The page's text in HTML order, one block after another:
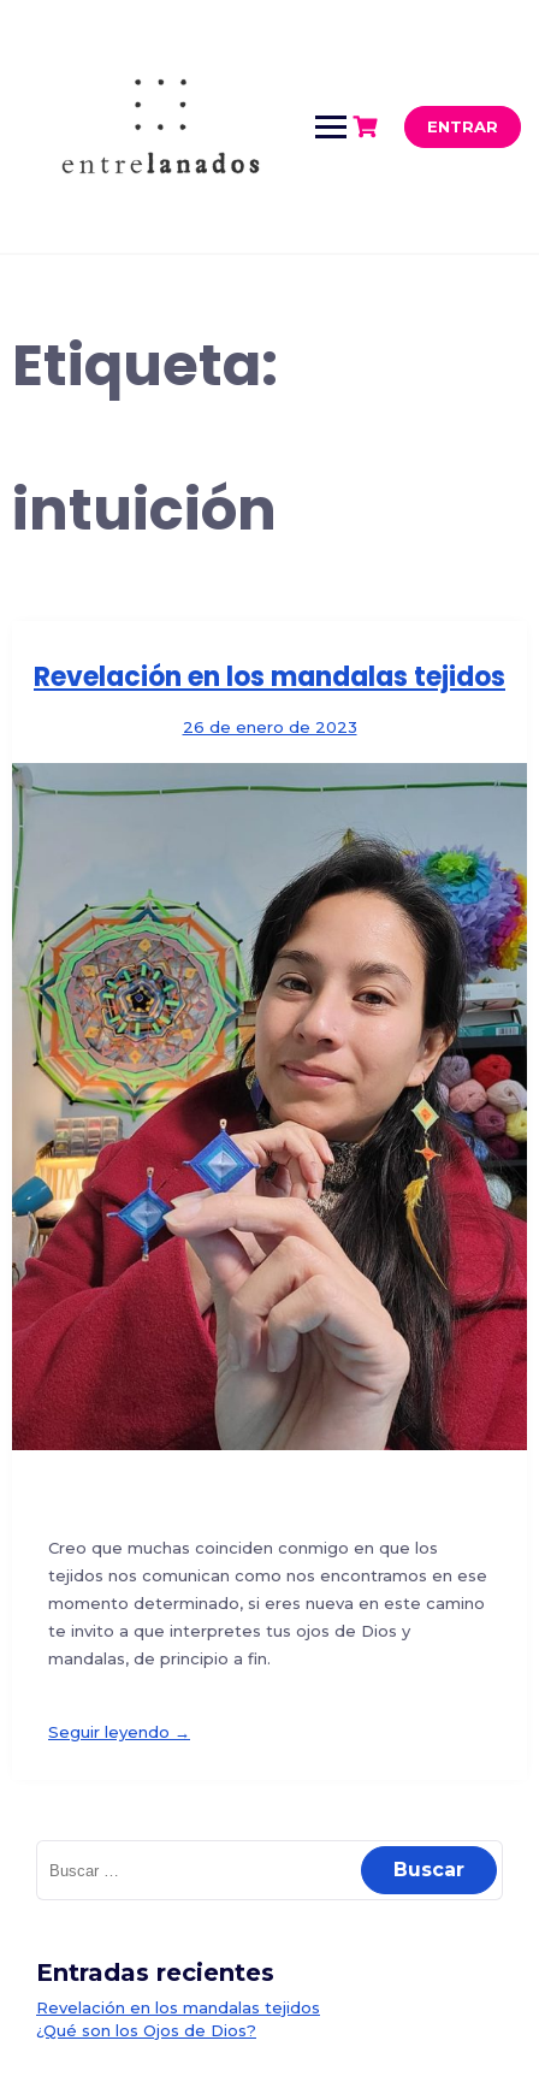
ENTRAR
Etiqueta:
intuición
Revelación en los mandalas tejidos
26 de enero de 2023
Creo que muchas coinciden conmigo en que los
tejidos nos comunican como nos encontramos en ese
momento determinado, si eres nueva en este camino
te invito a que interpretes tus ojos de Dios y
mandalas, de principio a fin.
Seguir leyendo →
Buscar:
Entradas recientes
Revelación en los mandalas tejidos
¿Qué son los Ojos de Dios?